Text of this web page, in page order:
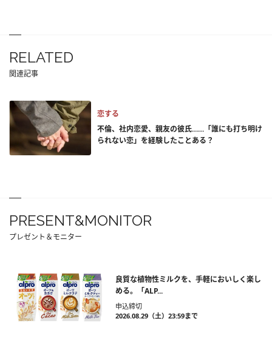
RELATED
関連記事
恋する
不倫、社内恋愛、親友の彼氏……「誰にも打ち明け
られない恋」を経験したことある？
PRESENT&MONITOR
プレゼント＆モニター
良質な植物性ミルクを、手軽においしく楽し
める。「ALP...
申込締切
2026.08.29（土）23:59まで